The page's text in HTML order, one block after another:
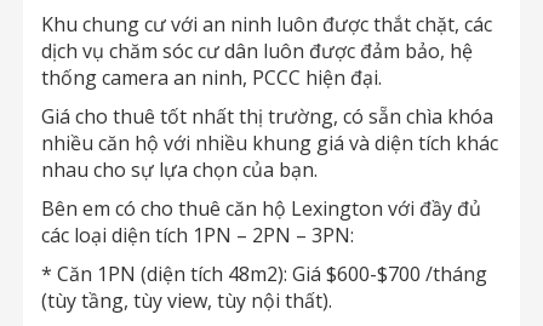
Khu chung cư với an ninh luôn được thắt chặt, các
dịch vụ chăm sóc cư dân luôn được đảm bảo, hệ
thống camera an ninh, PCCC hiện đại.
Giá cho thuê tốt nhất thị trường, có sẵn chìa khóa
nhiều căn hộ với nhiều khung giá và diện tích khác
nhau cho sự lựa chọn của bạn.
Bên em có cho thuê căn hộ Lexington với đầy đủ
các loại diện tích 1PN – 2PN – 3PN:
* Căn 1PN (diện tích 48m2): Giá $600-$700 /tháng
(tùy tầng, tùy view, tùy nội thất).